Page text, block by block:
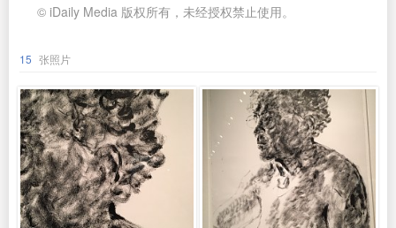
© iDaily Media 版权所有，未经授权禁止使用。
15 张照片